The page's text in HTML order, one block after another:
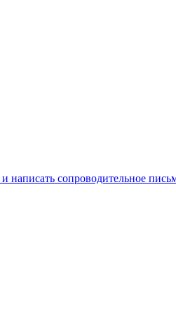
написать сопроводительное